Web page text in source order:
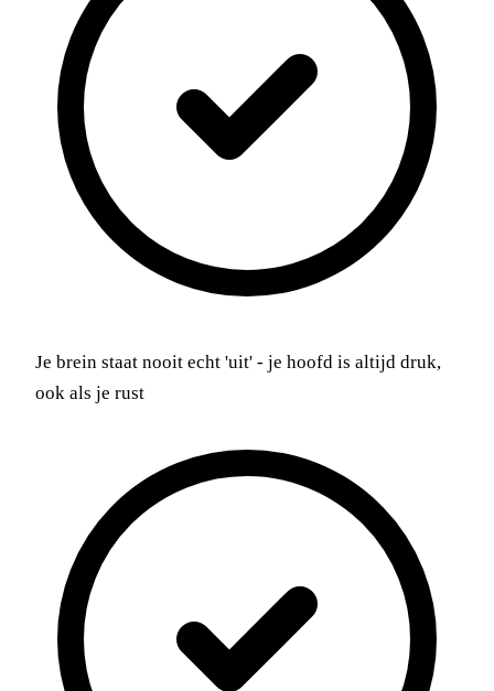
Je brein staat nooit echt 'uit' - je hoofd is altijd druk,
ook als je rust